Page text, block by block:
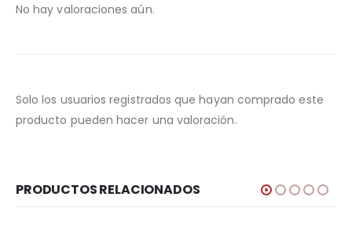
No hay valoraciones aún.
Solo los usuarios registrados que hayan comprado este
producto pueden hacer una valoración.
PRODUCTOS RELACIONADOS